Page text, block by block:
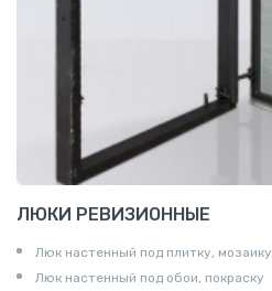
ЛЮКИ РЕВИЗИОННЫЕ
Люк настенный под плитку, мозаику
Люк настенный под обои, покраску